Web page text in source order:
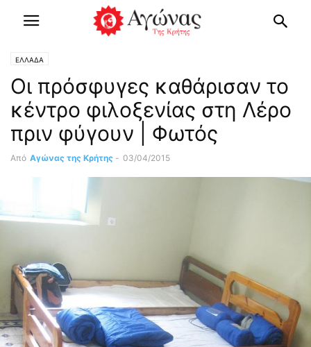
ΕΛΛΑΔΑ
Οι πρόσφυγες καθάρισαν το
κέντρο φιλοξενίας στη Λέρο
πριν φύγουν | Φωτός
Από Αγώνας της Κρήτης - 03/04/2015